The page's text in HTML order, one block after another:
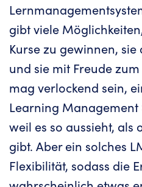
gibt viele
Kurse zu gewinnen,
und sie mit Freude
mag verlockend sein,
Learning
weil es so aussieht, als
gibt. Aber ein solches
Flexibilität, sodass die